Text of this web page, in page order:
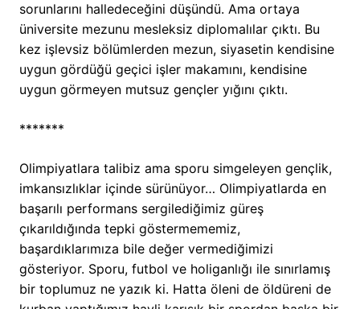
sorunlarını halledeceğini düşündü. Ama ortaya
üniversite mezunu mesleksiz diplomalılar çıktı. Bu
kez işlevsiz bölümlerden mezun, siyasetin kendisine
uygun gördüğü geçici işler makamını, kendisine
uygun görmeyen mutsuz gençler yığını çıktı.
*******
Olimpiyatlara talibiz ama sporu simgeleyen gençlik,
imkansızlıklar içinde sürünüyor… Olimpiyatlarda en
başarılı performans sergilediğimiz güreş
çıkarıldığında tepki göstermememiz,
başardıklarımıza bile değer vermediğimizi
gösteriyor. Sporu, futbol ve holiganlığı ile sınırlamış
bir toplumuz ne yazık ki. Hatta öleni de öldüreni de